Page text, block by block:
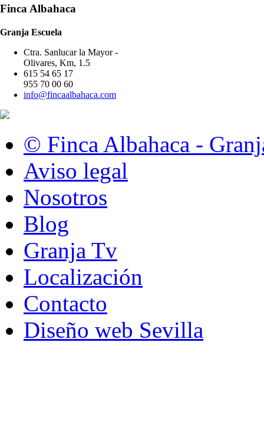
Finca Albahaca
Granja Escuela
Ctra. Sanlucar la Mayor -
Olivares, Km, 1.5
615 54 65 17
955 70 00 60
info@fincaalbahaca.com
© Finca Albahaca -
Aviso legal
Nosotros
Blog
Granja Tv
Localización
Contacto
Diseño web Sevilla